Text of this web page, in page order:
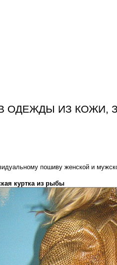
ОДЕЖДЫ ИЗ КОЖИ,
пошиву женской и
куртка из рыбы